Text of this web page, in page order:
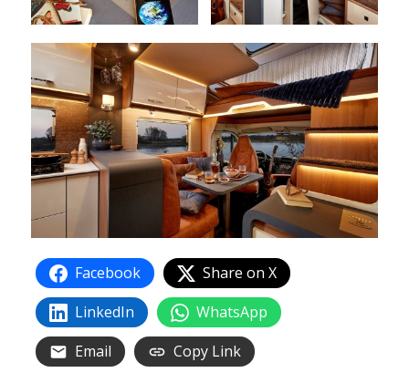
Facebook
Share on X
LinkedIn
WhatsApp
Email
Copy Link